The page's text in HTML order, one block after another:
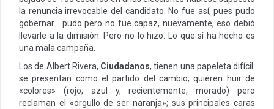
la renuncia irrevocable del candidato. No fue así, pues pudo
gobernar… pudo pero no fue capaz, nuevamente, eso debió
llevarle a la dimisión. Pero no lo hizo. Lo que sí ha hecho es
una mala campaña.
Los de Albert Rivera, Ciudadanos, tienen una papeleta difícil:
se presentan como el partido del cambio; quieren huir de
«colores» (rojo, azul y, recientemente, morado) pero
reclaman el «orgullo de ser naranja»; sus principales caras